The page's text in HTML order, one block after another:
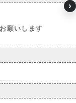
›
願いします